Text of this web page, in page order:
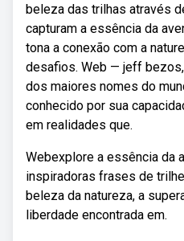
beleza das trilhas através
capturam a essência da
tona a conexão com a
desafios. Web — jeff
dos maiores nomes do
conhecido por sua
em realidades que.
Webexplore a essência da
inspiradoras frases de
beleza da natureza, a
liberdade encontrada em.